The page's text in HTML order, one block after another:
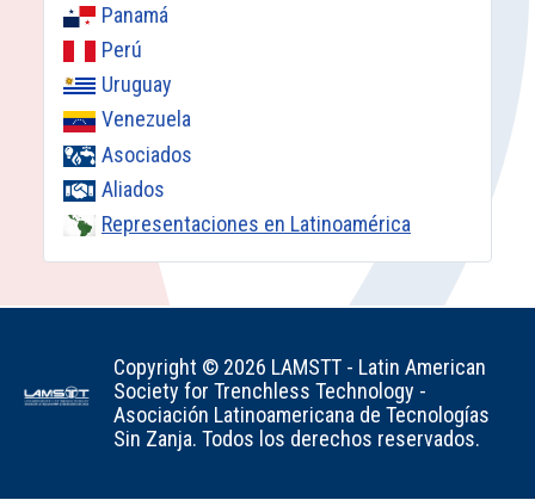
Panamá
Perú
Uruguay
Venezuela
Asociados
Aliados
Representaciones en Latinoamérica
Copyright © 2026 LAMSTT - Latin American
Society for Trenchless Technology -
Asociación Latinoamericana de Tecnologías
Sin Zanja. Todos los derechos reservados.